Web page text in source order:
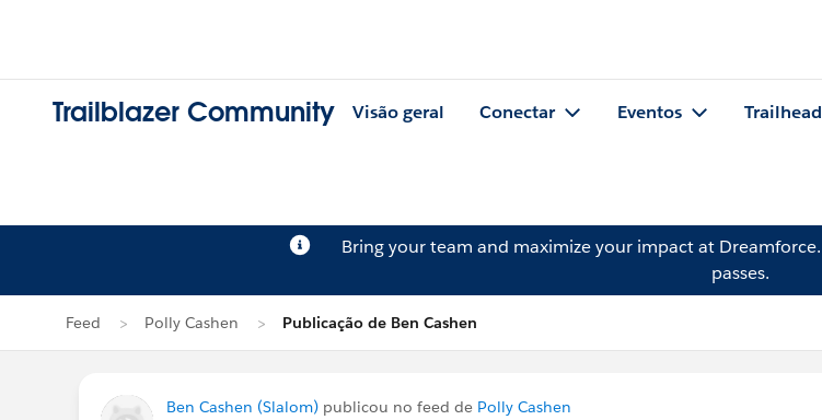
Trailblazer Community Visão geral Conectar Eventos Trailhead
Bring your team and maximize your impact at Dreamforce.
passes.
Feed Polly Cashen Publicação de Ben Cashen
Ben Cashen (Slalom) publicou no feed de Polly Cashen